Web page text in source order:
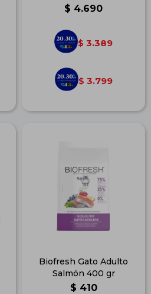
$ 4.690
$ 3.389
$ 3.799
Biofresh Gato Adulto
Salmón 400 gr
$ 410